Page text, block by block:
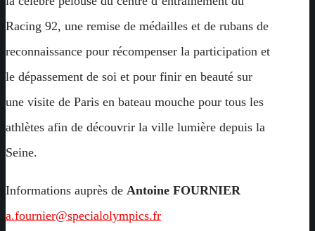
Racing 92, une remise de médailles et de rubans de
reconnaissance pour récompenser la participation et
le dépassement de soi et pour finir en beauté sur
une visite de Paris en bateau mouche pour tous les
athlètes afin de découvrir la ville lumière depuis la
Seine.
Informations auprès de Antoine FOURNIER
a.fournier@specialolympics.fr